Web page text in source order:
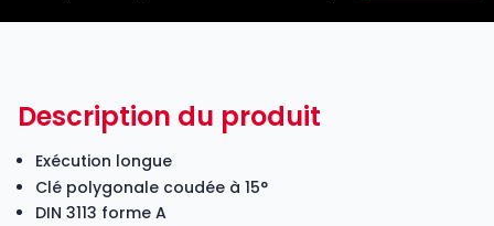
Description du produit
Exécution longue
Clé polygonale coudée à 15°
DIN 3113 forme A